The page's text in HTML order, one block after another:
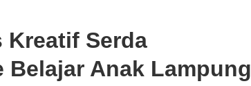
Kreatif Serda
Belajar Anak Lampung